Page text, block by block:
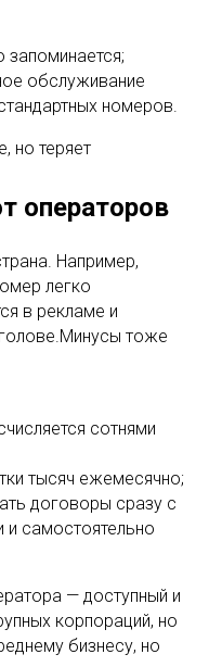
запоминается;
обслуживание
номеров.
но теряет
операторов
Например,
легко
в рекламе и
тоже
сотнями
тысяч ежемесячно;
договоры сразу с
и самостоятельно
— доступный и
корпораций, но
бизнесу, но